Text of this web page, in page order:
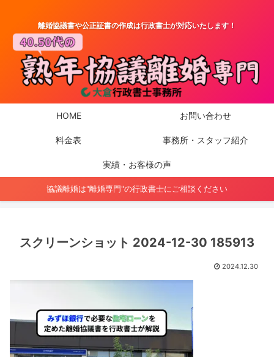
離婚協議書や公正証書の作成は行政書士が対応いたします！
HOME お問い合わせ
料金表 事務所・スタッフ紹介
実績・お客様の声
協議離婚は"離婚専門"の行政書士にご相談ください
スクリーンショット 2024-12-30 185913
2024.12.30